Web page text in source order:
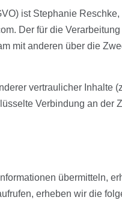
ist Stephanie Reschke,
Der für die Verarbeitung
mit anderen über die
vertraulicher Inhalte
Verbindung an der
übermitteln,
erheben wir die